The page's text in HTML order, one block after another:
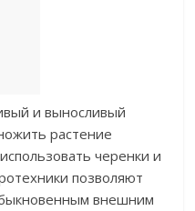
и выносливый
растение
черенки и
позволяют
внешним